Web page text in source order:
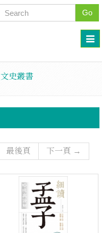
Go
文史叢書
最後頁 下一頁 →